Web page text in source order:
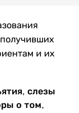
и их
слезы
о том,